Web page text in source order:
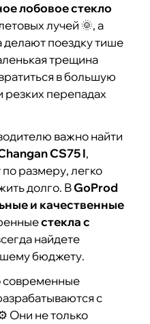
лобовое стекло
лучей 🌞, а
делают поездку тише
трещина
в большую
перепадах
важно найти
CS75 I,
размеру, легко
долго. ВGoProd
и качественные
стекла с
найдете
бюджету.
современные
с
Они не только